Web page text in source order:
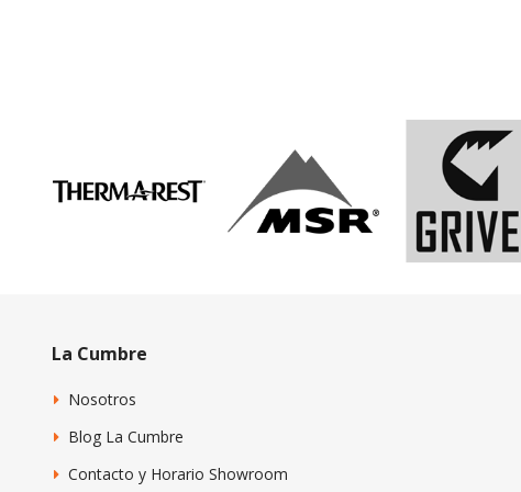
La Cumbre
Nosotros
Blog La Cumbre
Contacto y Horario Showroom